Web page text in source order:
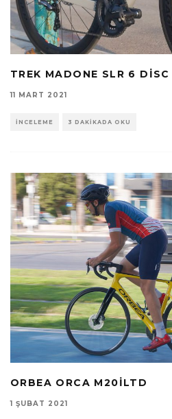
TREK MADONE SLR 6 DISC
11 MART 2021
İNCELEME 3 DAKIKADA OKU
ORBEA ORCA M20ILTD
1 ŞUBAT 2021